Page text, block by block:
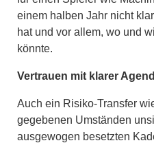
einem halben Jahr nicht
hat und vor allem, wo und
könnte.​
Vertrauen mit klarer
Auch ein Risiko-Transfer
gegebenen Umständen
ausgewogen besetzten